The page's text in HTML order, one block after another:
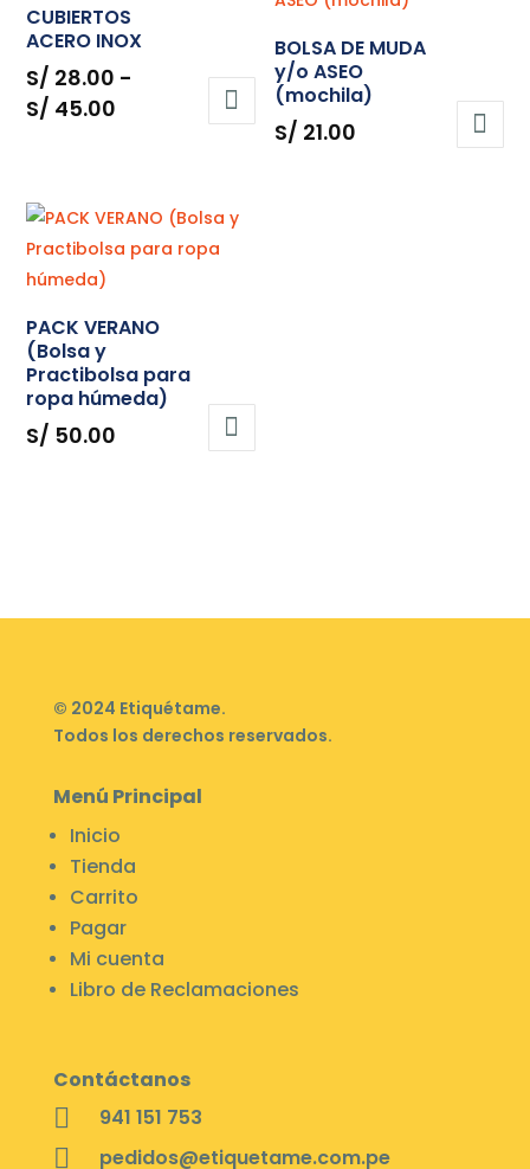
CUBIERTOS
ACERO INOX
S/ 28.00 -
S/ 45.00
S/ 28.00
hasta
tiene
múltiples
variantes.
Las
opciones
se
pueden
elegir
en
BOLSA DE MUDA
y/o ASEO
(mochila)
S/ 21.00
PACK VERANO
(Bolsa y
Practibolsa para
ropa húmeda)
S/ 50.00
© 2024 Etiquétame.
Todos los derechos reservados.
Menú Principal
Inicio
Tienda
Carrito
Pagar
Mi cuenta
Libro de Reclamaciones
Contáctanos
 941 151 753
 pedidos@etiquetame.com.pe